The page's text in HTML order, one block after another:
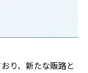
り、新たな販路と